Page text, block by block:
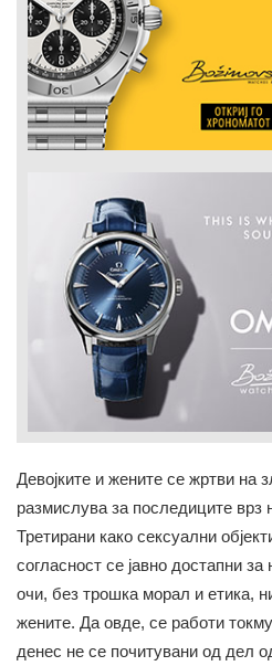
Девојките и жените се жртви на
размислува за последиците врз
Третирани како сексуални
согласност се јавно достапни
очи, без трошка морал и етика,
жените. Да овде, се работи
денес не се почитувани од дел